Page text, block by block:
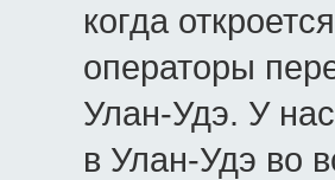
когда
операторы
Улан-Удэ. У
в Улан-Удэ во